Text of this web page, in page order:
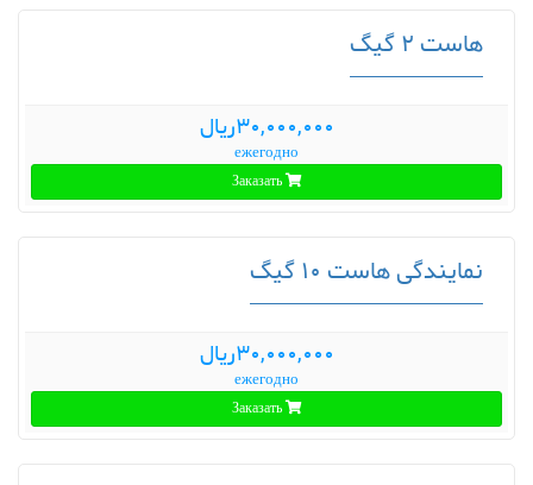
هاست 2 گیگ
30,000,000ریال
ежегодно
Заказать
نمایندگی هاست 10 گیگ
30,000,000ریال
ежегодно
Заказать